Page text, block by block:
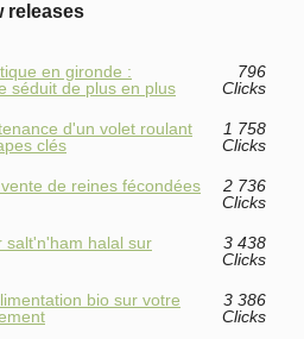
releases
en gironde :
séduit de plus en plus
796
Clicks
d'un volet roulant
clés
1 758
Clicks
de reines fécondées
2 736
Clicks
salt'n'ham halal sur
3 438
Clicks
bio sur votre
3 386
Clicks